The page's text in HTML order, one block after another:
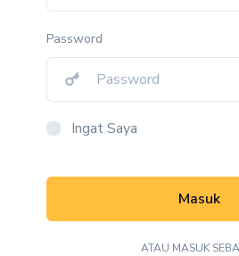
Password
Ingat Saya
Masuk
ATAU MASUK